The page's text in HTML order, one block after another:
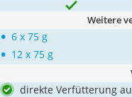
Weitere
• 6 x 75 g
• 12 x 75 g
direkte Verfütterung